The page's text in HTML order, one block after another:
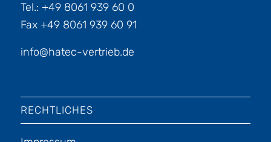
Tel.: +49 8061 939 60 0
Fax +49 8061 939 60 91
info@hatec-vertrieb.de
RECHTLICHES